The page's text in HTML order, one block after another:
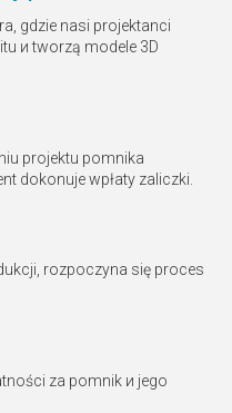
gdzie nasi projektanci
и tworzą modele 3D
projektu pomnika
dokonuje wpłaty zaliczki.
rozpoczyna się proces
za pomnik и jego